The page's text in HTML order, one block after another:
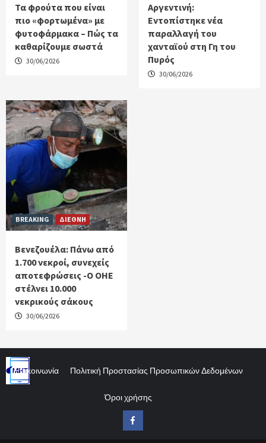
Τα φρούτα που είναι
πιο «φορτωμένα» με
φυτοφάρμακα – Πώς τα
καθαρίζουμε σωστά
30/06/2026
Αργεντινή:
Εντοπίστηκε νέα
παραλλαγή του
χανταϊού στη Γη του
Πυρός
30/06/2026
BREAKING ΔΙΕΘΝΗ
Βενεζουέλα: Πάνω από
1.700 νεκροί, συνεχείς
αποτεφρώσεις -Ο ΟΗΕ
στέλνει 10.000
νεκρικούς σάκους
30/06/2026
Επικοινωνία Πολιτική Προστασίας Προσωπικών Δεδομένων
Όροι χρήσης
Facebook